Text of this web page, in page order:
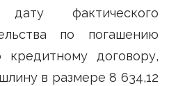
фактического
по погашению
кредитному договору,
в размере 8 634,12